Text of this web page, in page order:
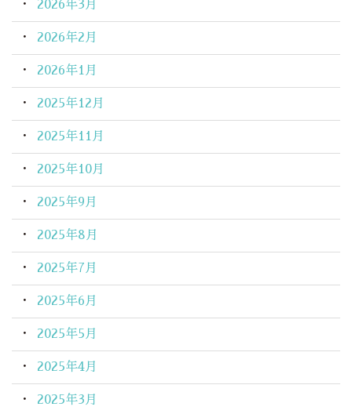
2026年3月
2026年2月
2026年1月
2025年12月
2025年11月
2025年10月
2025年9月
2025年8月
2025年7月
2025年6月
2025年5月
2025年4月
2025年3月